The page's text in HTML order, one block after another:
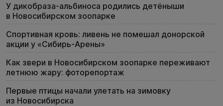
У дикобраза-альбиноса родились детёныши
в Новосибирском зоопарке
Спортивная кровь: ливень не помешал донорской
акции у «Сибирь-Арены»
Как звери в Новосибирском зоопарке переживают
летнюю жару: фоторепортаж
Первые птицы начали улетать на зимовку
из Новосибирска